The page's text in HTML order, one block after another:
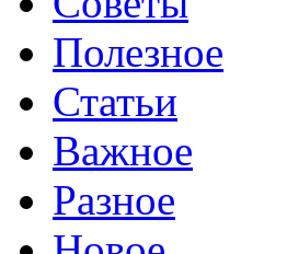
Полезное
Статьи
Важное
Разное